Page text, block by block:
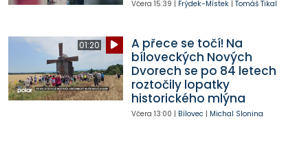
Včera 15:39 | Frýdek-Místek| Tomáš Tikal
01:20
A přece se točí! Na
bíloveckých Nových
Dvorech se po 84 letech
roztočily lopatky
historického mlýna
Včera 13:00 | Bílovec| Michal Slonina